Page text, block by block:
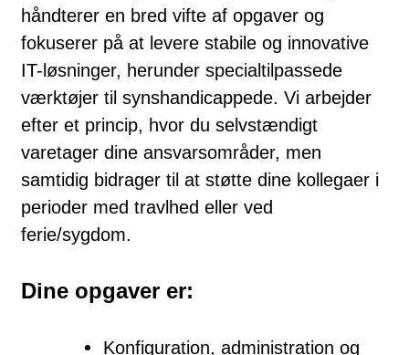
håndterer en bred vifte af opgaver og
fokuserer på at levere stabile og innovative
IT-løsninger, herunder specialtilpassede
værktøjer til synshandicappede. Vi arbejder
efter et princip, hvor du selvstændigt
varetager dine ansvarsområder, men
samtidig bidrager til at støtte dine kollegaer i
perioder med travlhed eller ved
ferie/sygdom.
Dine opgaver er:
Konfiguration, administration og